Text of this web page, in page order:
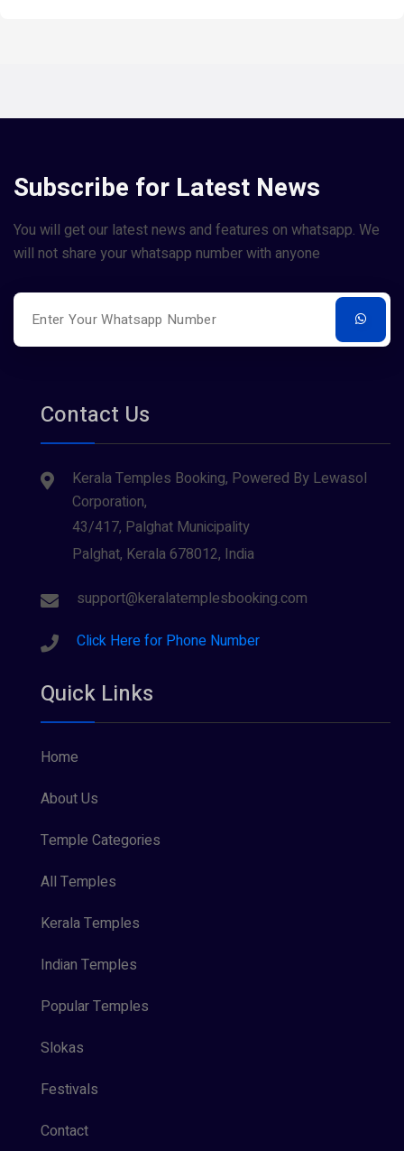
Subscribe for Latest News
You will get our latest news and features on whatsapp. We
will not share your whatsapp number with anyone
Contact Us
Kerala Temples Booking, Powered By Lewasol
Corporation,
43/417, Palghat Municipality
Palghat, Kerala 678012, India
support@keralatemplesbooking.com
Click Here for Phone Number
Quick Links
Home
About Us
Temple Categories
All Temples
Kerala Temples
Indian Temples
Popular Temples
Slokas
Festivals
Contact